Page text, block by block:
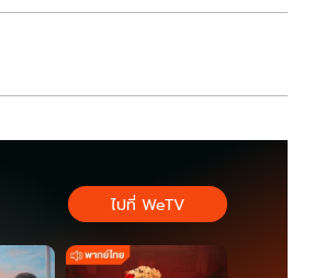
ไปที่ WeTV